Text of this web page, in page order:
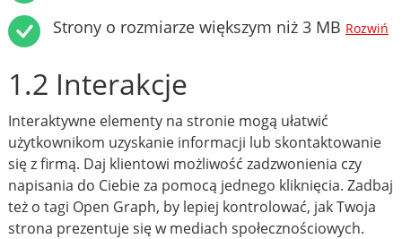
Strony o rozmiarze większym niż 3 MB Rozwiń
1.2 Interakcje
Interaktywne elementy na stronie mogą ułatwić
użytkownikom uzyskanie informacji lub skontaktowanie
się z firmą. Daj klientowi możliwość zadzwonienia czy
napisania do Ciebie za pomocą jednego kliknięcia. Zadbaj
też o tagi Open Graph, by lepiej kontrolować, jak Twoja
strona prezentuje się w mediach społecznościowych.